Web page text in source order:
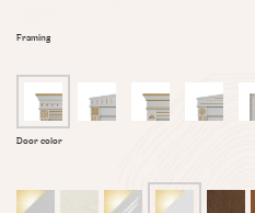
Framing
Door color